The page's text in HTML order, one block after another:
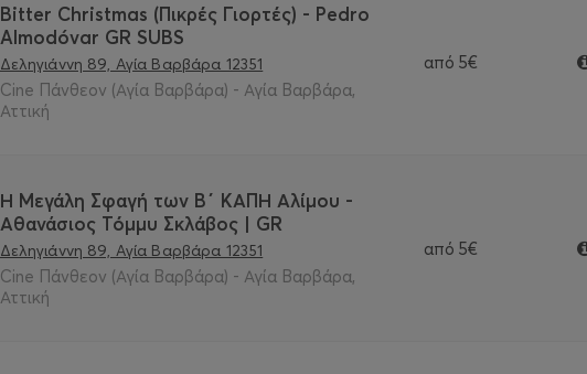
Bitter Christmas (Πικρές Γιορτές) - Pedro
Almodóvar GR SUBS
Δεληγιάννη 89, Αγία Βαρβάρα 12351
Cine Πάνθεον (Αγία Βαρβάρα) - Αγία Βαρβάρα,
Αττική
από 5€
Η Μεγάλη Σφαγή των Β΄ ΚΑΠΗ Αλίμου -
Αθανάσιος Τόμμυ Σκλάβος | GR
Δεληγιάννη 89, Αγία Βαρβάρα 12351
Cine Πάνθεον (Αγία Βαρβάρα) - Αγία Βαρβάρα,
Αττική
από 5€